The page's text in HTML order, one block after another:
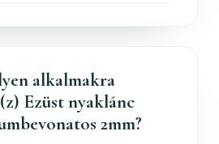
alkalmakra
Ezüst nyaklánc
2mm?